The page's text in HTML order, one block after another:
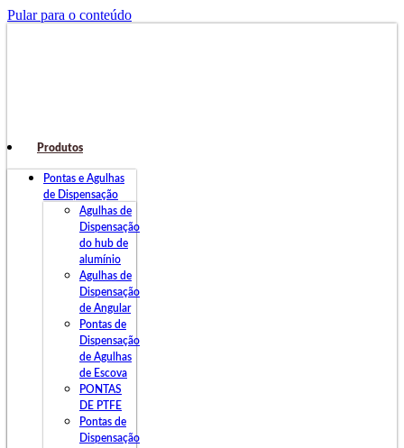
Pular para o conteúdo
Produtos
Pontas e Agulhas
de Dispensação
Agulhas de
Dispensação
do hub de
alumínio
Agulhas de
Dispensação
de Angular
Pontas de
Dispensação
de Agulhas
de Escova
PONTAS
DE PTFE
Pontas de
Dispensação